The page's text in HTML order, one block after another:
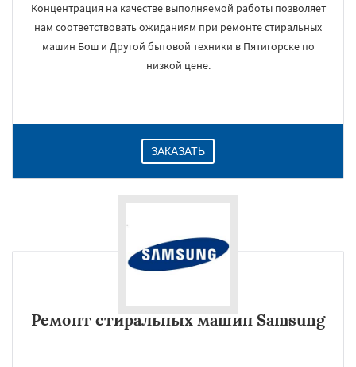
Концентрация на качестве выполняемой работы позволяет
нам соответствовать ожиданиям при ремонте стиральных
машин Бош и Другой бытовой техники в Пятигорске по
низкой цене.
ЗАКАЗАТЬ
Ремонт стиральных машин Samsung